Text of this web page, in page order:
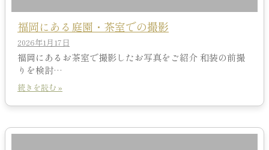
福岡にある庭園・茶室での撮影
2026年1月17日
福岡にあるお茶室で撮影したお写真をご紹介 和装の前撮
りを検討…
続きを読む »